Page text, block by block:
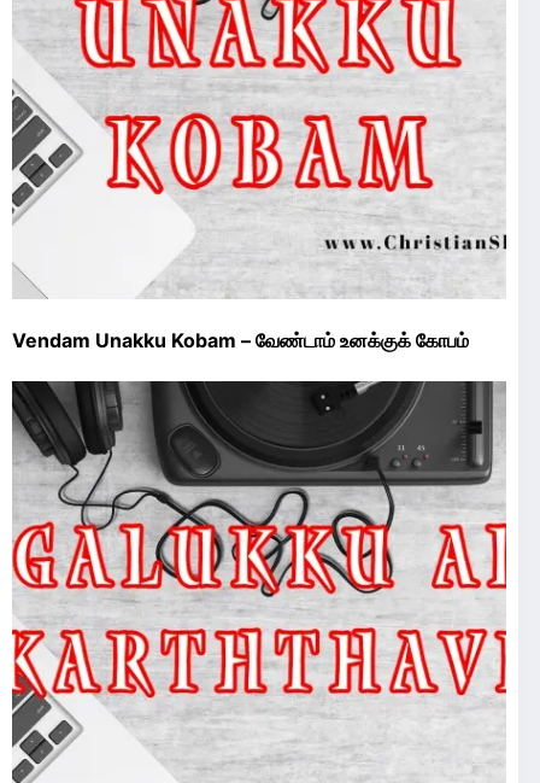
Vendam Unakku Kobam – வேண்டாம் உனக்குக் கோபம்